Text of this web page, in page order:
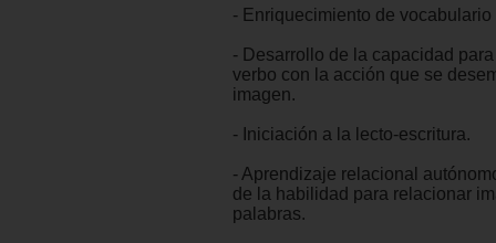
- Enriquecimiento de vocabulario
- Desarrollo de la capacidad
verbo con la acción que se
imagen.
- Iniciación a la lecto-escritura.
- Aprendizaje relacional
de la habilidad para relacionar
palabras.